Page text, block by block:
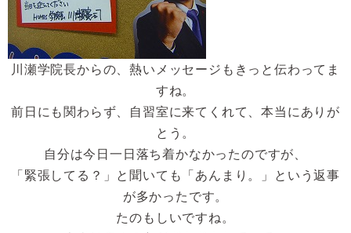
川瀬学院長からの、熱いメッセージもきっと伝わってま
すね。
前日にも関わらず、自習室に来てくれて、本当にありが
とう。
自分は今日一日落ち着かなかったのですが、
「緊張してる？」と聞いても「あんまり。」という返事
が多かったです。
たのもしいですね。